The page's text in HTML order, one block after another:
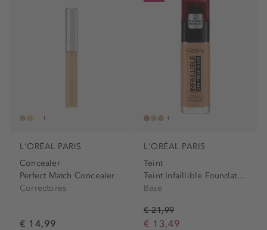
L'ORÉAL PARIS
Concealer
Perfect Match Concealer
Correctores
€ 14,99
L'ORÉAL PARIS
Teint
Teint Infaillible Foundation
Base
€ 21,99
€ 13,49